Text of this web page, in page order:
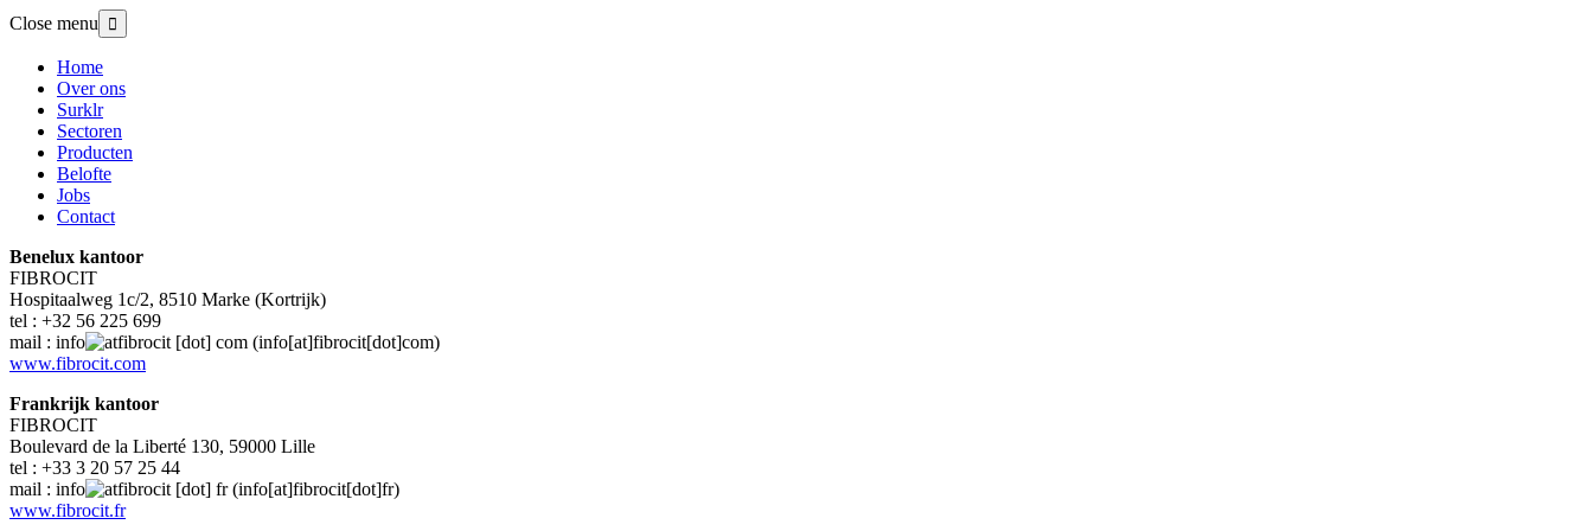
Overslaan
naar
inhoud
gaan
Close menu 
Hoofdnavigatie
Home
Over ons
Surklr
Sectoren
Producten
Belofte
Jobs
Contact
Benelux kantoor
FIBROCIT
Hospitaalweg 1c/2, 8510 Marke (Kortrijk)
tel : +32 56 225 699
mail : info fibrocit [dot] com (info[at]fibrocit[dot]com)
www.fibrocit.com
Frankrijk kantoor
FIBROCIT
Boulevard de la Liberté 130, 59000 Lille
tel : +33 3 20 57 25 44
mail : info fibrocit [dot] fr(info[at]fibrocit[dot]fr)
www.fibrocit.fr